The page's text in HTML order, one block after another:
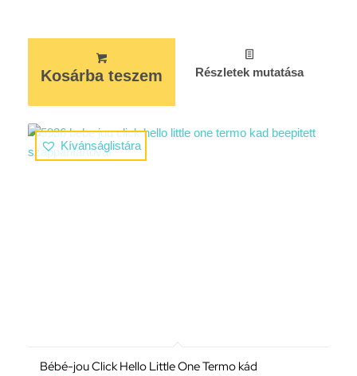
Kosárba teszem Részletek mutatása
Kívánságlistára
Bébé-jou Click Hello Little One Termo kád